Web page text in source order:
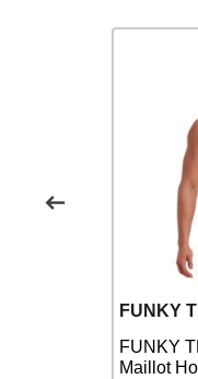
FUNKY
FUNKY
Maillot